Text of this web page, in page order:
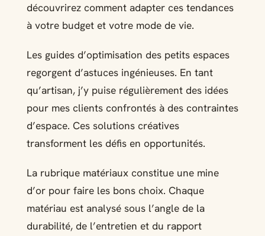
découvrirez comment adapter ces tendances
à votre budget et votre mode de vie.
Les guides d’optimisation des petits espaces
regorgent d’astuces ingénieuses. En tant
qu’artisan, j’y puise régulièrement des idées
pour mes clients confrontés à des contraintes
d’espace. Ces solutions créatives
transforment les défis en opportunités.
La rubrique matériaux constitue une mine
d’or pour faire les bons choix. Chaque
matériau est analysé sous l’angle de la
durabilité, de l’entretien et du rapport